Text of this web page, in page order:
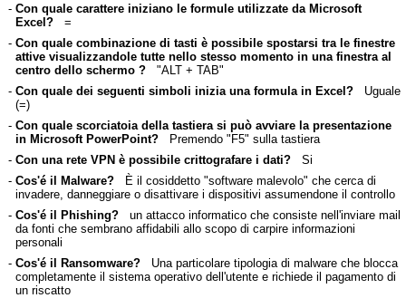
- Con quale carattere iniziano le formule utilizzate da Microsoft
Excel?=
- Con quale combinazione di tasti è possibile spostarsi tra le finestre
attive visualizzandole tutte nello stesso momento in una finestra al
centro dello schermo ?"ALT + TAB"
- Con quale dei seguenti simboli inizia una formula in Excel?Uguale
(=)
- Con quale scorciatoia della tastiera si può avviare la presentazione
in Microsoft PowerPoint?Premendo "F5" sulla tastiera
- Con una rete VPN è possibile crittografare i dati?Si
- Cos'é il Malware?È il cosiddetto "software malevolo" che cerca di
invadere, danneggiare o disattivare i dispositivi assumendone il controllo
- Cos'é il Phishing?un attacco informatico che consiste nell'inviare mail
da fonti che sembrano affidabili allo scopo di carpire informazioni
personali
- Cos'é il Ransomware?Una particolare tipologia di malware che blocca
completamente il sistema operativo dell'utente e richiede il pagamento di
un riscatto